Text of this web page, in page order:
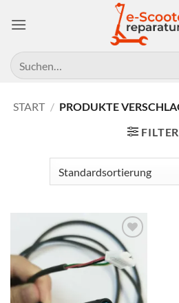
Inhalt
Suchen
nach:
START / PRODUKTE
FILTER
Auf die
Wunschliste